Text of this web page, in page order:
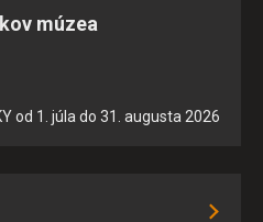
múzea
od 1. júla do 31. augusta 2026